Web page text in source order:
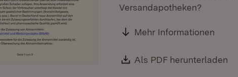
Versandapotheken?
Mehr Informationen
Download:
Als PDF herunterladen